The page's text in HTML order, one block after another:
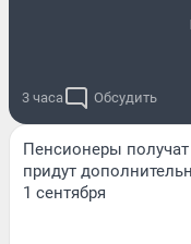
3 часа Обсудить
Пенсионеры
придут
1 сентября